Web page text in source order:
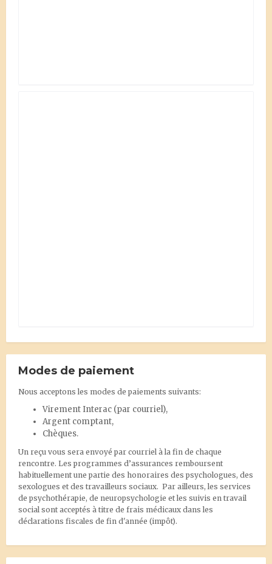
Modes de paiement
Nous acceptons les modes de paiements suivants:
Virement Interac (par courriel),
Argent comptant,
Chèques.
Un reçu vous sera envoyé par courriel à la fin de chaque
rencontre. Les programmes d’assurances remboursent
habituellement une partie des honoraires des psychologues, des
sexologues et des travailleurs sociaux. Par ailleurs, les services
de psychothérapie, de neuropsychologie et les suivis en travail
social sont acceptés à titre de frais médicaux dans les
déclarations fiscales de fin d'année (impôt).